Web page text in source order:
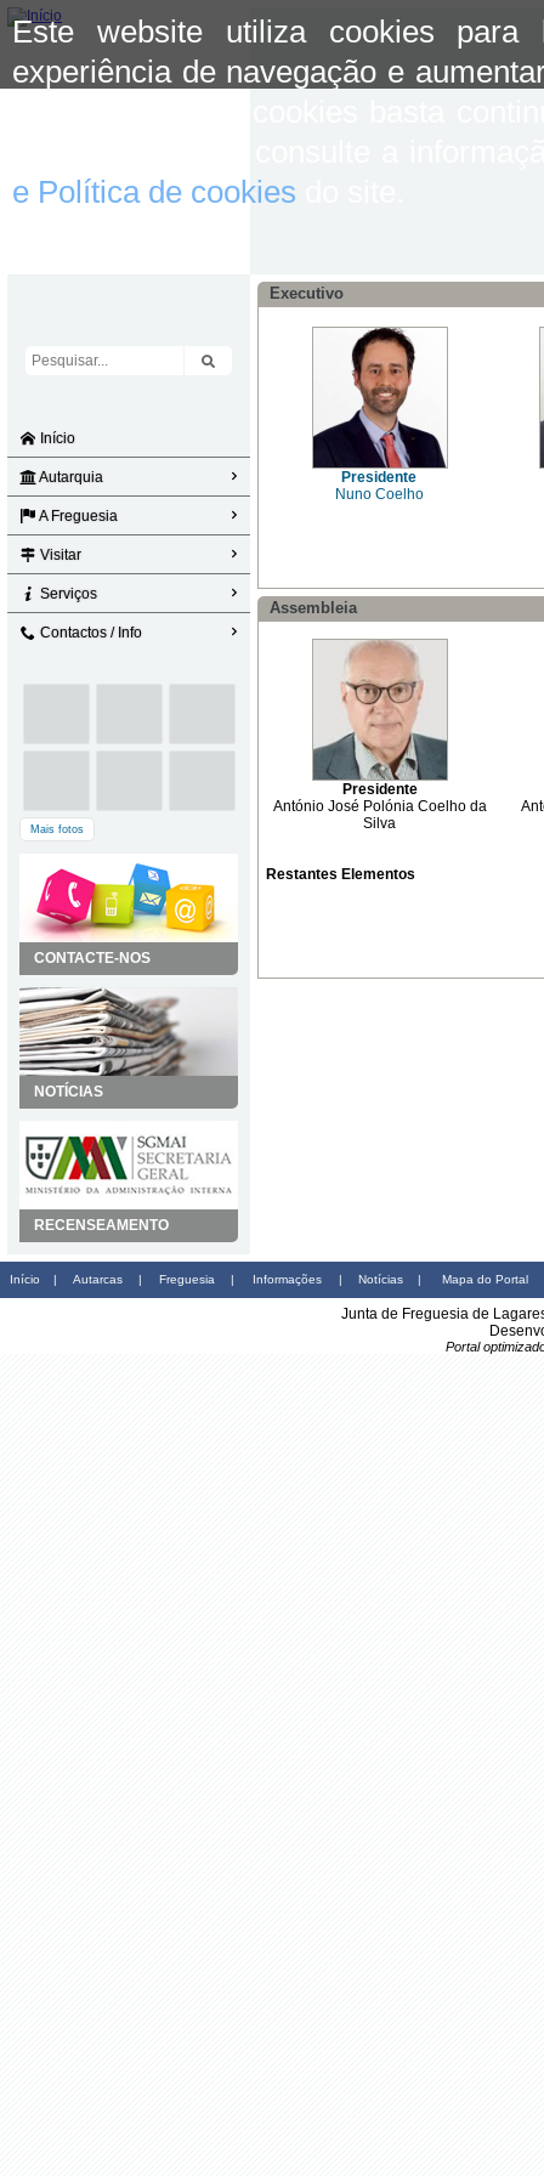
Este website utiliza cookies para
experiência de navegação e
e Política de cookies
Início
Autarquia
A Freguesia
Visitar
Serviços
Contactos / Info
Mais fotos
CONTACTE-NOS
NOTÍCIAS
RECENSEAMENTO
Executivo
Presidente
Nuno Coelho
Assembleia
Presidente
António José Polónia Coelho da
Silva
Restantes Elementos
Início | Autarcas | Freguesia | Informações | Notícias | Mapa do Portal
Junta de Freguesia de
Portal